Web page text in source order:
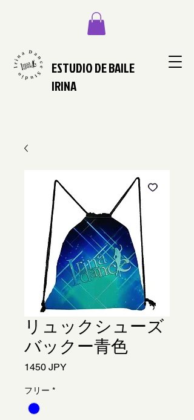
ESTUDIO DE BAILE
IRINA
リュックシューズ
バックー青色
1450 JPYPrecio
フリー *